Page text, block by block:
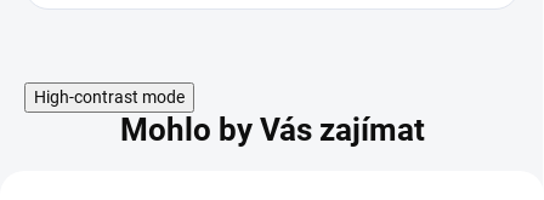
High-contrast mode
Mohlo by Vás zajímat